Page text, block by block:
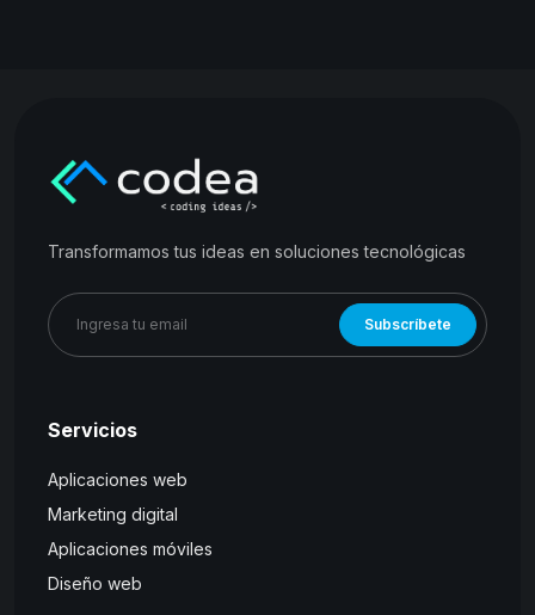
Transformamos tus ideas en soluciones tecnológicas
Subscríbete
Servicios
Aplicaciones web
Marketing digital
Aplicaciones móviles
Diseño web